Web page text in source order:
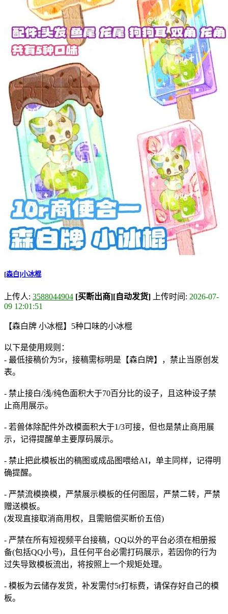
[森白]小冰棍
上传人: 3588044904 [买断出商][自动发货] 上传时间: 2026-07-
09 12:01:51
【森白牌 小冰棍】5种口味的小冰棍
以下是使用规则：
- 最低接稿价为5r，接稿需标明是【森白牌】，禁止当原创发
表。
- 禁止接白/浅/纯色面积大于70百分比的设子，且这种设子禁
止商用展示。
- 若兽体除配件外改模面积大于1/3可接，但也是禁止商用展
示，记得提醒单主要厚码展示。
- 禁止把此模板出的稿图或成品图喂给AI，单主同样，记得明
确提醒。
- 严禁流模换模，严禁展示模板的任何图层，严禁二转，严禁
赠送模板。
(发现直接取消商用权，且需赔偿买断价五倍)
- 严禁在所有短视频平台接稿，QQ以外的平台必须在相册报
备(包括QQ小号)，且任何平台必需打码展示，若因你的行为
过失导致模板流出，将按照上一个规矩处理。
- 模板为云储存发货，补发需付5r打标费，请保存好自己的模
板。